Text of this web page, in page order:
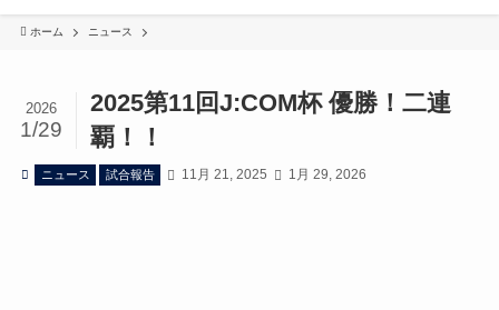
ホーム ニュース
2025第11回J:COM杯 優勝！二連
覇！！
2026
1/29
ニュース 試合報告 11月 21, 2025 1月 29, 2026